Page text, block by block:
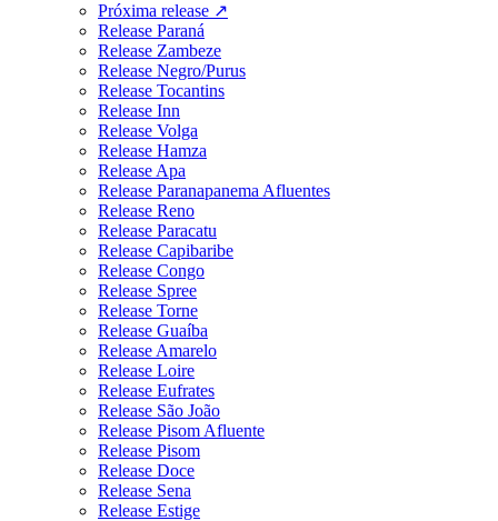
Próxima release ↗
Release Paraná
Release Zambeze
Release Negro/Purus
Release Tocantins
Release Inn
Release Volga
Release Hamza
Release Apa
Release Paranapanema Afluentes
Release Reno
Release Paracatu
Release Capibaribe
Release Congo
Release Spree
Release Torne
Release Guaíba
Release Amarelo
Release Loire
Release Eufrates
Release São João
Release Pisom Afluente
Release Pisom
Release Doce
Release Sena
Release Estige